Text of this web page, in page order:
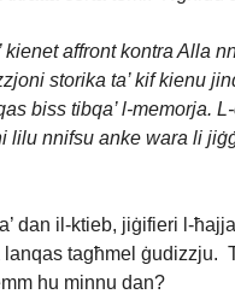
affront kontra Alla
storika ta’ kif kienu
biss tibqa’ l-memorja.
nnifsu anke wara li
dan il-ktieb, jiġifieri l-
tagħmel ġudizzju.
hu minnu dan?